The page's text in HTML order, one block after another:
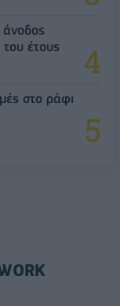
άνοδος
έτους
στο ράφι